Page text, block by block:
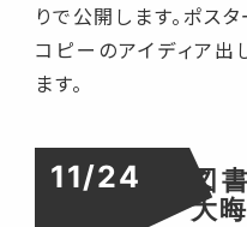
りで公開します。ポス
コピーのアイディア
ます。
11/24
図
大